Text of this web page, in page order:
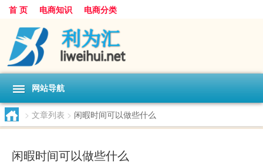
首 页 电商知识 电商分类
网站导航
> 文章列表 > 闲暇时间可以做些什么
闲暇时间可以做些什么